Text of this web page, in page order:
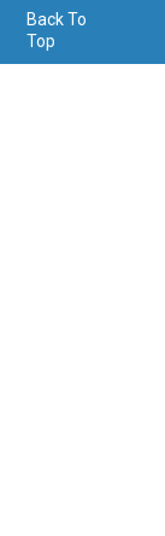
Back To
Top